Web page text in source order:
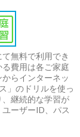
無料で利用でき
費用は各ご家庭
らインターネッ
」のドリルを使っ
継続的な学習が
ーザーID、パス